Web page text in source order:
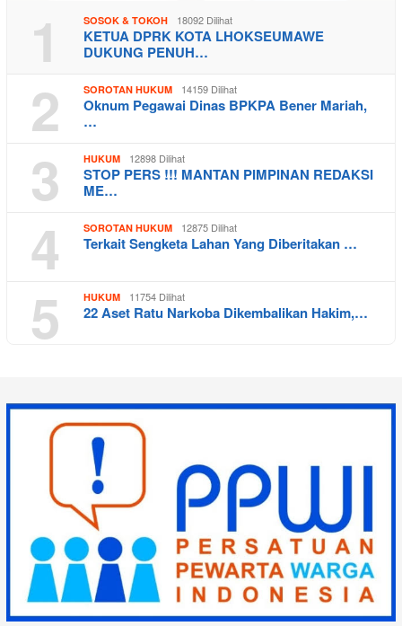
1 SOSOK & TOKOH 18092 Dilihat
KETUA DPRK KOTA LHOKSEUMAWE
DUKUNG PENUH…
2 SOROTAN HUKUM 14159 Dilihat
Oknum Pegawai Dinas BPKPA Bener Mariah,
…
3 HUKUM 12898 Dilihat
STOP PERS !!! MANTAN PIMPINAN REDAKSI
ME…
4 SOROTAN HUKUM 12875 Dilihat
Terkait Sengketa Lahan Yang Diberitakan …
5 HUKUM 11754 Dilihat
22 Aset Ratu Narkoba Dikembalikan Hakim,…